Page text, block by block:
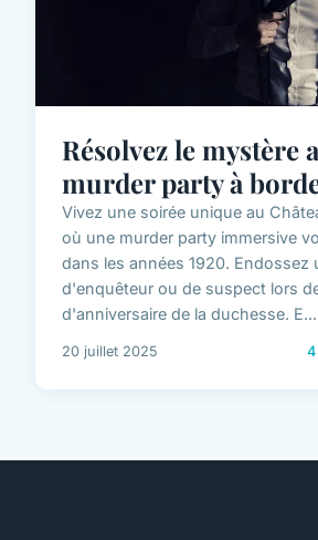
Résolvez le mystère
murder party à
Vivez une soirée unique au
où une murder party immersive
dans les années 1920. Endossez
d'enquêteur ou de suspect lors
d'anniversaire de la duchesse. E...
20 juillet 2025